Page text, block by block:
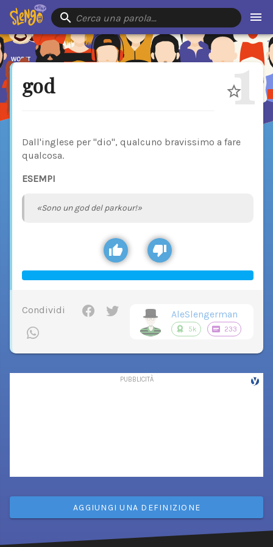
Cerca una parola…
god 1
Dall'inglese per "dio", qualcuno bravissimo a fare
qualcosa.
ESEMPI
«Sono un god del parkour!»
Condividi AleSlengerman
5k 233
AGGIUNGI UNA DEFINIZIONE